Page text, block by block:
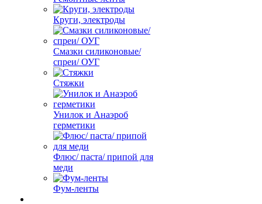
Круги, электроды
Смазки силиконовые/
спреи/ ОУГ
Стяжки
Унилок и Анаэроб
герметики
Флюс/ паста/ припой для
меди
Фум-ленты